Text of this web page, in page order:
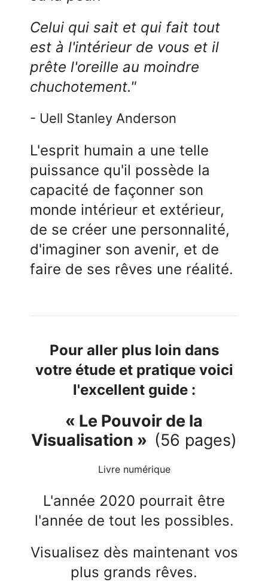
Celui qui sait et qui fait tout
est à l'intérieur de vous et il
prête l'oreille au moindre
chuchotement."
- Uell Stanley Anderson
L'esprit humain a une telle
puissance qu'il possède la
capacité de façonner son
monde intérieur et extérieur,
de se créer une personnalité,
d'imaginer son avenir, et de
faire de ses rêves une réalité.
Pour aller plus loin dans
votre étude et pratique voici
l'excellent guide :
« Le Pouvoir de la
Visualisation » (56 pages)
Livre numérique
L'année 2020 pourrait être
l'année de tout les possibles.
Visualisez dès maintenant vos
plus grands rêves.